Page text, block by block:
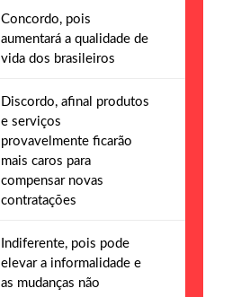
Concordo, pois
aumentará a qualidade de
vida dos brasileiros
Discordo, afinal produtos
e serviços
provavelmente ficarão
mais caros para
compensar novas
contratações
Indiferente, pois pode
elevar a informalidade e
as mudanças não